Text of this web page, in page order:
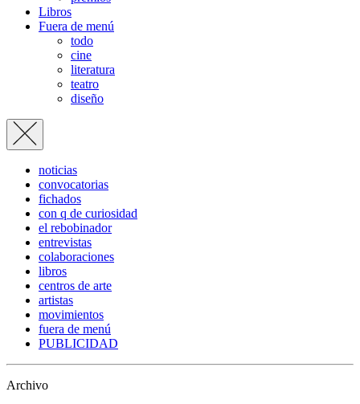
Libros
Fuera de menú
todo
cine
literatura
teatro
diseño
noticias
convocatorias
fichados
con q de curiosidad
el rebobinador
entrevistas
colaboraciones
libros
centros de arte
artistas
movimientos
fuera de menú
PUBLICIDAD
Archivo